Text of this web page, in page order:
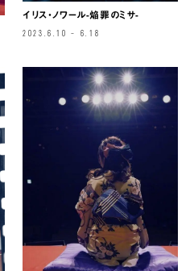
イリス・ノワール-焔罪のミサ-
2023.6.10 – 6.18